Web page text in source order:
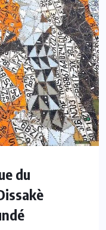
du